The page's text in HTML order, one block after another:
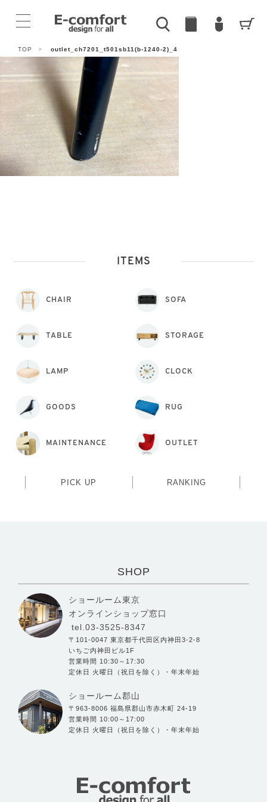
TOP > outlet_ch7201_t501sb11(b-1240-2)_4
ITEMS
CHAIR SOFA
TABLE STORAGE
LAMP CLOCK
GOODS RUG
MAINTENANCE OUTLET
PICK UP RANKING
SHOP
ショールーム東京
オンラインショップ窓口
tel.03-3525-8347
〒101-0047 東京都千代田区内神田3-2-8
いちご内神田ビル1F
営業時間 10:30～17:30
定休日 火曜日（祝日を除く）・年末年始
ショールーム郡山
〒963-8006 福島県郡山市赤木町 24-19
営業時間 10:00～17:00
定休日 火曜日（祝日を除く）・年末年始